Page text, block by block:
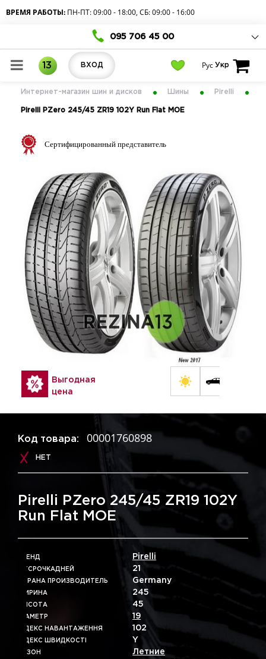
ВРЕМЯ РАБОТЫ: ПН-ПТ: 09:00 - 18:00, СБ: 09:00 - 16:00
095 706 45 00
13 ВХОД Рус Укр
Интернет-магазин шин и дисков Шины Pirelli
Pirelli PZero 245/45 ZR19 102Y Run Flat MOE
Сертифицированный представитель
Выгодная
цена
Код товара: 00001760898
НЕТ
Pirelli PZero 245/45 ZR19 102Y
Run Flat MOE
БРЕНД Pirelli
ОТСРОЧКАДНЕЙ 21
СТРАНА ПРОИЗВОДИТЕЛЬ Germany
ШИРИНА 245
ВЫСОТА 45
ДІАМЕТР 19
ІНДЕКС НАВАНТАЖЕННЯ 102
ІНДЕКС ШВИДКОСТІ Y
СЕЗОН Летние